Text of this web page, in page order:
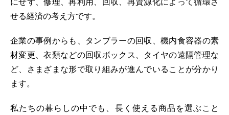
せる経済の考え方です。
企業の事例からも、タンブラーの回収、機内食容器の素
材変更、衣類などの回収ボックス、タイヤの遠隔管理な
ど、さまざまな形で取り組みが進んでいることが分かり
ます。
私たちの暮らしの中でも、長く使える商品を選ぶこと